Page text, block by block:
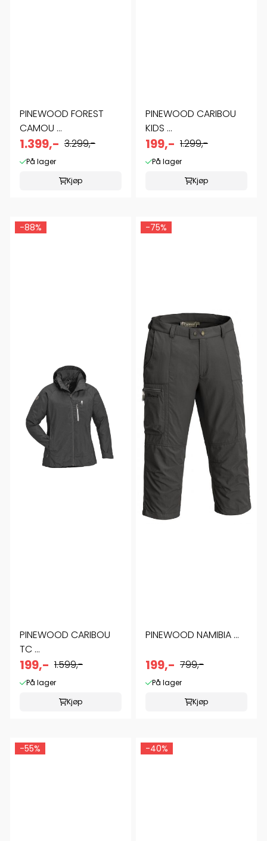
PINEWOOD FOREST
CAMOU ...
1.399,- 3.299,-
På lager
Kjøp
PINEWOOD CARIBOU
KIDS ...
199,- 1.299,-
På lager
Kjøp
-88%
PINEWOOD CARIBOU
TC ...
199,- 1.599,-
På lager
Kjøp
-75%
PINEWOOD NAMIBIA ...
199,- 799,-
På lager
Kjøp
-55% -40%